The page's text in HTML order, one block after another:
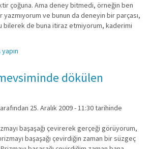
çoğuna. Ama deney bitmedi, örneğin ben
yazmıyorum ve bunun da deneyin bir parçası,
bilerek de buna itiraz etmiyorum, kaderimi
dökülen
25. Aralık 2009 - 11:30 tarihinde
başaşağı çevirerek gerçeği görüyorum,
başaşağı çevirdiğin zaman bir süzgeç